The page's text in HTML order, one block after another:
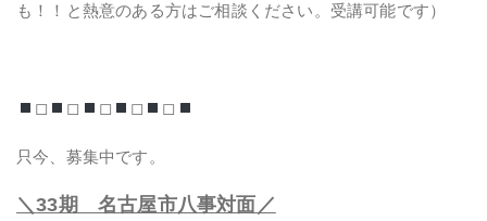
も！！と熱意のある方はご相談ください。受講可能です）
◻︎ ◻︎ ◻︎ ◻︎ ◻︎
只今、募集中です。
＼33期 名古屋市八事対面／